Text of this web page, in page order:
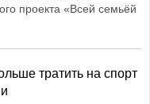
проекта «Всей семьёй
тратить на спорт